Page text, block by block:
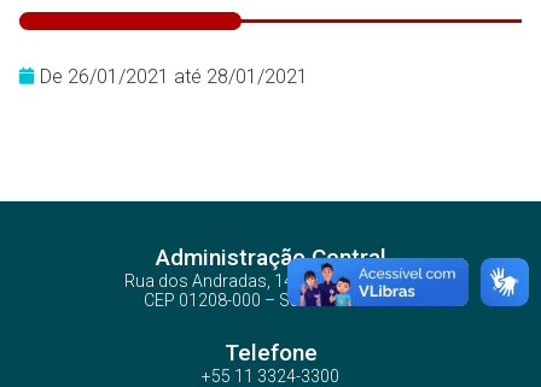
De 26/01/2021 até 28/01/2021
Administração Central
Rua dos Andradas, 140 - Santa Ifigênia
CEP 01208-000 – São Paulo – SP
Telefone
+55 11 3324-3300